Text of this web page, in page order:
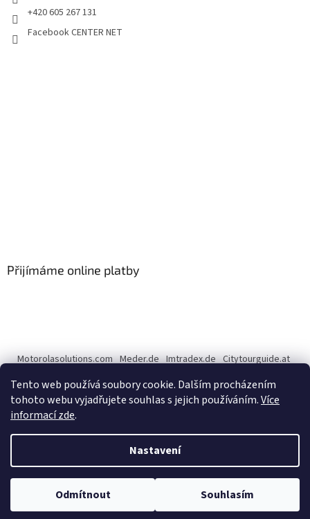
Tento web používá soubory cookie. Dalším procházením
tohoto webu vyjadřujete souhlas s jejich používáním.Více
informací zde.
Nastavení
Odmítnout Souhlasím
+420 605 267 131
Facebook CENTER NET
Přijímáme online platby
Motorolasolutions.com Meder.de Imtradex.de Citytourguide.at
Copyright 2026CENTERNET.cz. Všechna práva vyhrazena.Upravit